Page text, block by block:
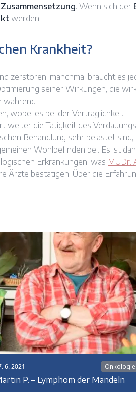
. Wenn sich der
werden.
Krankheit?
zerstören, manchmal braucht es
seiner Wirkungen, die
während
wobei es bei der Verträglichkeit
weiter die Tätigkeit des
Behandlung sehr belastet
Wohlbefinden bei. Es ist
Erkrankungen, was MUDr.
Ärzte bestätigen. Über die
6. 2021 Onkologie
P. – Lymphom der Mandeln